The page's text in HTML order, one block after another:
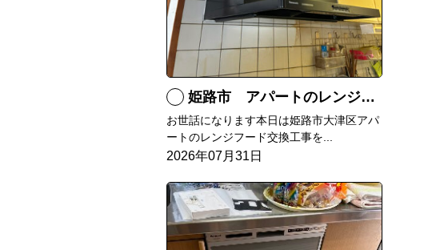
姫路市 アパートのレンジフード交換
お世話になります本日は姫路市大津区アパ
ートのレンジフード交換工事を...
2026年07月31日